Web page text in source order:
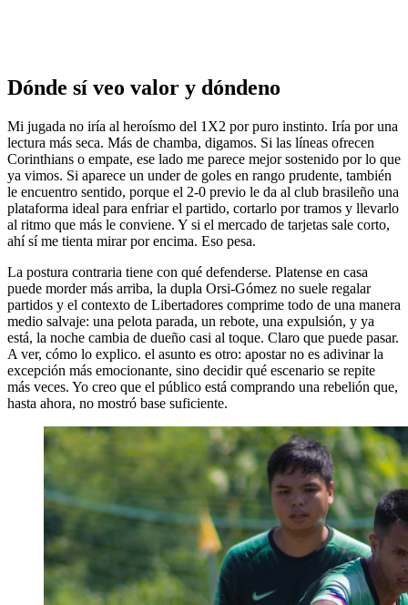
Dónde sí veo valor y dóndeno
Mi jugada no iría al heroísmo del 1X2 por puro instinto. Iría por una
lectura más seca. Más de chamba, digamos. Si las líneas ofrecen
Corinthians o empate, ese lado me parece mejor sostenido por lo que
ya vimos. Si aparece un under de goles en rango prudente, también
le encuentro sentido, porque el 2-0 previo le da al club brasileño una
plataforma ideal para enfriar el partido, cortarlo por tramos y llevarlo
al ritmo que más le conviene. Y si el mercado de tarjetas sale corto,
ahí sí me tienta mirar por encima. Eso pesa.
La postura contraria tiene con qué defenderse. Platense en casa
puede morder más arriba, la dupla Orsi-Gómez no suele regalar
partidos y el contexto de Libertadores comprime todo de una manera
medio salvaje: una pelota parada, un rebote, una expulsión, y ya
está, la noche cambia de dueño casi al toque. Claro que puede pasar.
A ver, cómo lo explico. el asunto es otro: apostar no es adivinar la
excepción más emocionante, sino decidir qué escenario se repite
más veces. Yo creo que el público está comprando una rebelión que,
hasta ahora, no mostró base suficiente.